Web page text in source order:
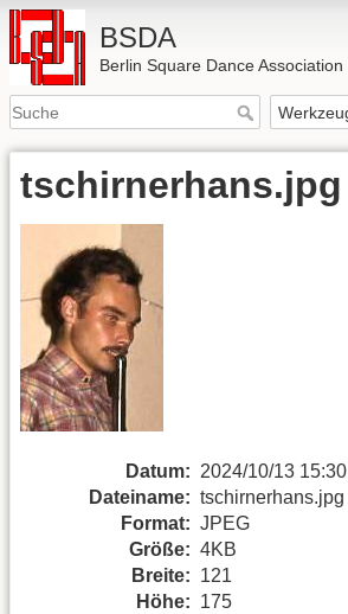
BSDA
Berlin Square Dance Association
tschirnerhans.jpg
Datum: 2024/10/13 15:30
Dateiname: tschirnerhans.jpg
Format: JPEG
Größe: 4KB
Breite: 121
Höhe: 175